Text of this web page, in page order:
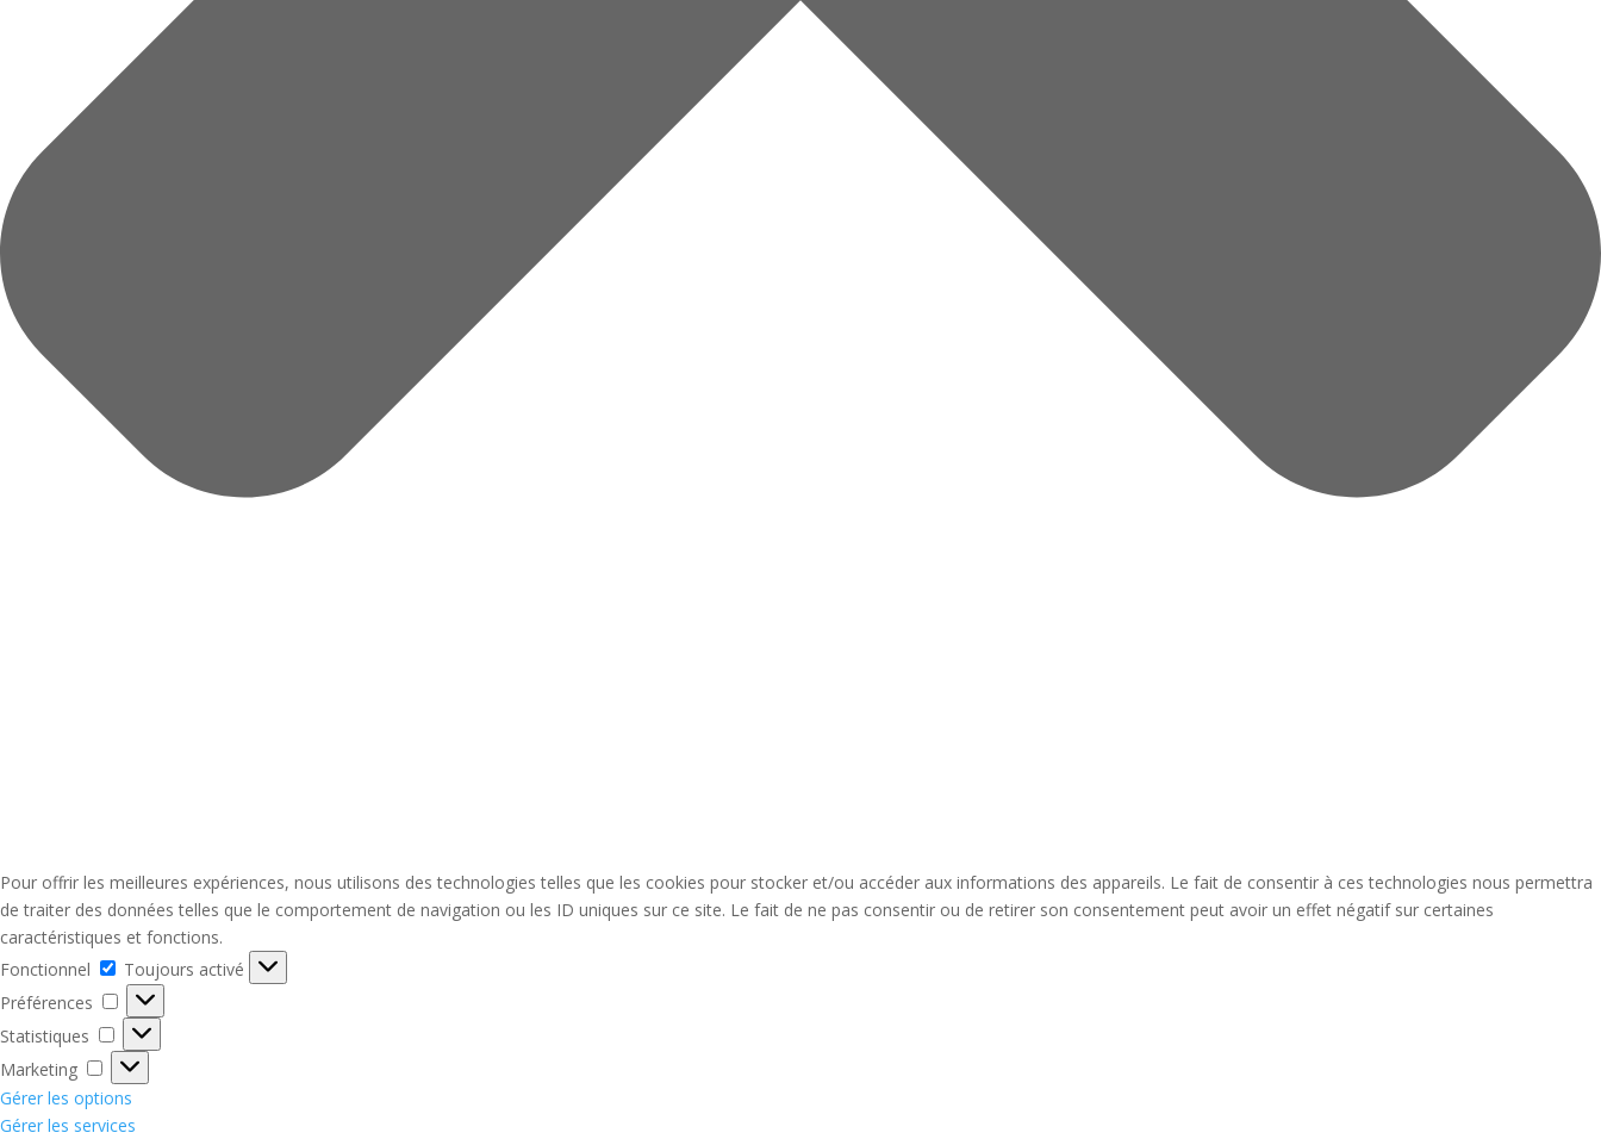
Pour offrir les meilleures expériences, nous utilisons des technologies telles que les cookies pour stocker et/ou accéder aux informations des appareils. Le fait de consentir à ces technologies nous permettra
de traiter des données telles que le comportement de navigation ou les ID uniques sur ce site. Le fait de ne pas consentir ou de retirer son consentement peut avoir un effet négatif sur certaines
caractéristiques et fonctions.
Fonctionnel
Fonctionnel
Toujours activé
Préférences
Préférences
Statistiques
Statistiques
Marketing
Marketing
Gérer les options
Gérer les services